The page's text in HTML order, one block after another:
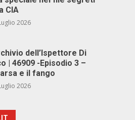
CIA
2026
dell’Ispettore Di
| 46909 -Episodio 3 –
e il fango
2026